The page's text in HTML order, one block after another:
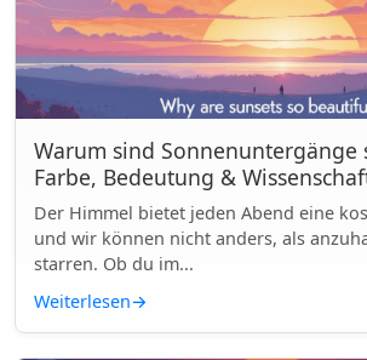
Warum sind Sonnenuntergänge
Farbe, Bedeutung &
Der Himmel bietet jeden Abend eine
und wir können nicht anders, als
starren. Ob du im...
Weiterlesen→